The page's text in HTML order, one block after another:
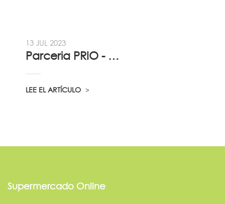
13 JUL 2023
Parceria PRIO - Viadireta - Goodafter...
LEE EL ARTÍCULO
Supermercado Online